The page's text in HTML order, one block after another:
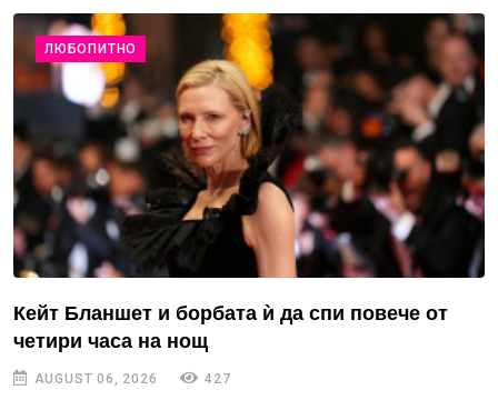
ЛЮБОПИТНО
Кейт Бланшет и борбата ѝ да спи повече от
четири часа на нощ
AUGUST 06, 2026 427